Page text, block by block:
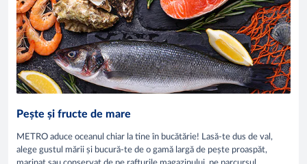
Pește și fructe de mare
METRO aduce oceanul chiar la tine în bucătărie! Lasă-te dus de val,
alege gustul mării și bucură-te de o gamă largă de pește proaspăt,